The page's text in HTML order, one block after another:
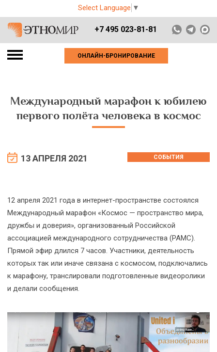
Select Language ▼
+7 495 023-81-81
ОНЛАЙН-БРОНИРОВАНИЕ
Международный марафон к юбилею
первого полёта человека в космос
13 АПРЕЛЯ 2021 СОБЫТИЯ
12 апреля 2021 года в интернет-пространстве состоялся
Международный марафон «Космос — пространство мира,
дружбы и доверия», организованный Российской
ассоциацией международного сотрудничества (РАМС).
Прямой эфир длился 7 часов. Участники, деятельность
которых так или иначе связана с космосом, подключались
к марафону, транслировали подготовленные видеоролики
и делали сообщения.